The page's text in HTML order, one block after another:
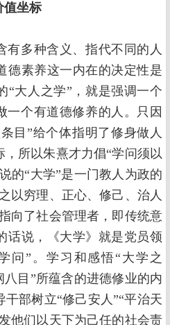
值坐标
有多种含义、指代不同的人
德素养这一内在的决定性是
“大人之学”，就是强调一个
一个有道德修养的人。只因
目”给个体指明了修身做人
所以朱熹才力倡“学问须以
的“大学”是一门教人为政的
以穷理、正心、修己、治人
向了社会管理者，即传统意
话说，《大学》就是党员领
问”。学习和感悟“大学之
目”所蕴含的进德修业的内
部树立“修己安人”“平治天
他们以天下为己任的社会责